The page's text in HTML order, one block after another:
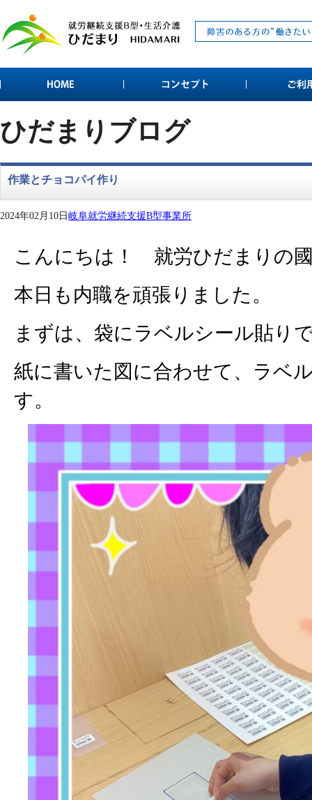
ひだまりブログ
作業とチョコパイ作り
2024年02月10日岐阜就労継続支援B型事業所
こんにちは！ 就労ひだまりの
本日も内職を頑張りました。
まずは、袋にラベルシール貼り
紙に書いた図に合わせて、ラベ
す。